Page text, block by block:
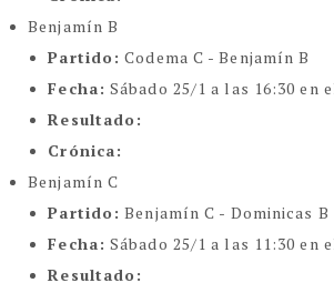
Benjamín B
Partido: Codema C - Benjamín B
Fecha: Sábado 25/1 a las 16:30 en
Resultado:
Crónica:
Benjamín C
Partido: Benjamín C - Dominicas B
Fecha: Sábado 25/1 a las 11:30 en
Resultado: